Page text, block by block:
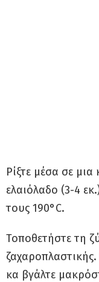
Ρίξτε μέσα σε
ελαιόλαδο (3-4
τους 190°C.
Τοποθετήστε τη
κα βγάλτε